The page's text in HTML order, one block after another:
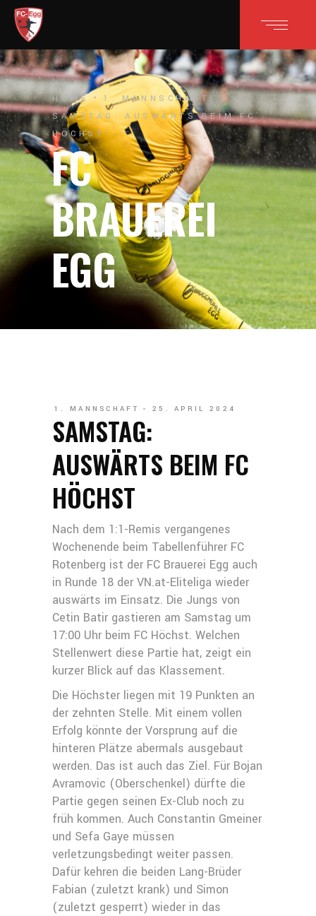
HOME
1. MANNSCHAFT
SAMSTAG: AUSWÄRTS BEIM FC
HÖCHST
FC
BRAUEREI
EGG
1. MANNSCHAFT 25. APRIL 2024
SAMSTAG:
AUSWÄRTS BEIM FC
HÖCHST
Nach dem 1:1-Remis vergangenes
Wochenende beim Tabellenführer FC
Rotenberg ist der FC Brauerei Egg auch
in Runde 18 der VN.at-Eliteliga wieder
auswärts im Einsatz. Die Jungs von
Cetin Batir gastieren am Samstag um
17:00 Uhr beim FC Höchst. Welchen
Stellenwert diese Partie hat, zeigt ein
kurzer Blick auf das Klassement.
Die Höchster liegen mit 19 Punkten an
der zehnten Stelle. Mit einem vollen
Erfolg könnte der Vorsprung auf die
hinteren Plätze abermals ausgebaut
werden. Das ist auch das Ziel. Für Bojan
Avramovic (Oberschenkel) dürfte die
Partie gegen seinen Ex-Club noch zu
früh kommen. Auch Constantin Gmeiner
und Sefa Gaye müssen
verletzungsbedingt weiter passen.
Dafür kehren die beiden Lang-Brüder
Fabian (zuletzt krank) und Simon
(zuletzt gesperrt) wieder in das